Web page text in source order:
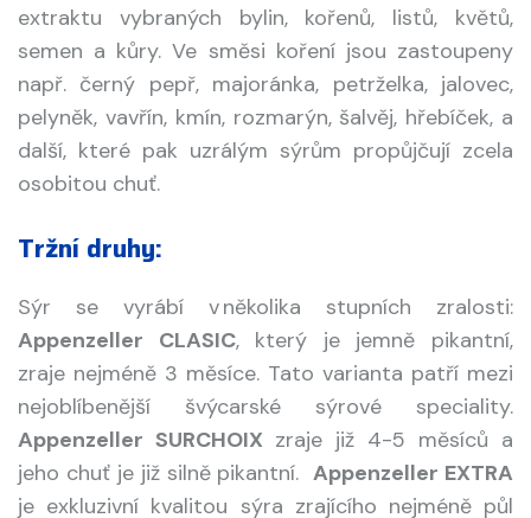
extraktu vybraných bylin, kořenů, listů, květů,
semen a kůry. Ve směsi koření jsou zastoupeny
např. černý pepř, majoránka, petrželka, jalovec,
pelyněk, vavřín, kmín, rozmarýn, šalvěj, hřebíček, a
další, které pak uzrálým sýrům propůjčují zcela
osobitou chuť.
Tržní druhy:
Sýr se vyrábí v několika stupních zralosti:
Appenzeller CLASIC, který je jemně pikantní,
zraje nejméně 3 měsíce. Tato varianta patří mezi
nejoblíbenější švýcarské sýrové speciality.
Appenzeller SURCHOIX zraje již 4-5 měsíců a
jeho chuť je již silně pikantní.Appenzeller EXTRA
je exkluzivní kvalitou sýra zrajícího nejméně půl